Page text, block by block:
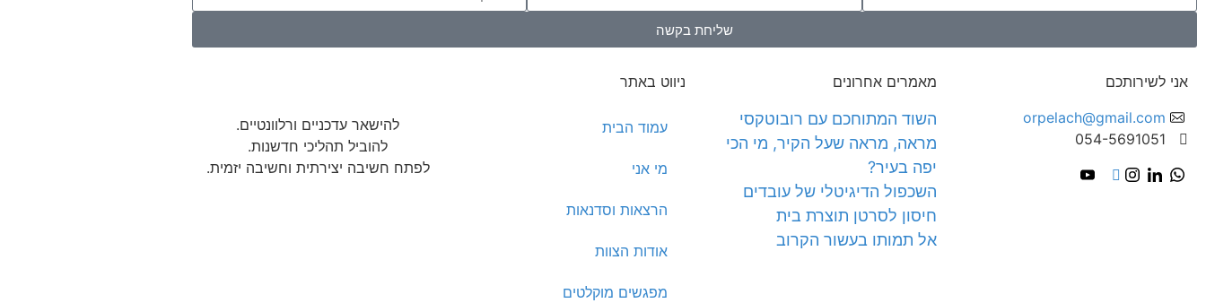
שליחת בקשה
אני לשירותכם
orpelach@gmail.com
054-5691051
מאמרים אחרונים
השוד המתוחכם עם רובוטקסי
מראה, מראה שעל הקיר, מי הכי
יפה בעיר?
השכפול הדיגיטלי של עובדים
חיסון לסרטן תוצרת בית
אל תמותו בעשור הקרוב
ניווט באתר
עמוד הבית
מי אני
הרצאות וסדנאות
אודות הצוות
מפגשים מוקלטים
להישאר עדכניים ורלוונטיים.
להוביל תהליכי חדשנות.
לפתח חשיבה יצירתית וחשיבה יזמית.